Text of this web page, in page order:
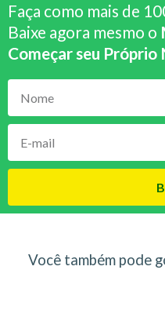
Faça como mais de
Baixe agora mesmo o
Começar seu Próprio
Você também pode